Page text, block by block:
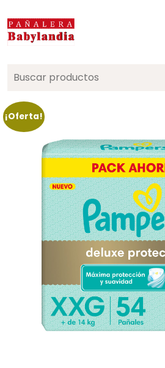
Search
for:
¡Oferta!